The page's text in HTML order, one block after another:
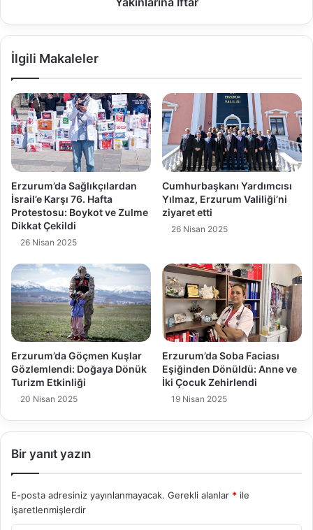
İlgili Makaleler
Erzurum’da Sağlıkçılardan
İsrail’e Karşı 76. Hafta
Protestosu: Boykot ve Zulme
Dikkat Çekildi
26 Nisan 2025
Cumhurbaşkanı Yardımcısı
Yılmaz, Erzurum Valiliği’ni
ziyaret etti
26 Nisan 2025
Erzurum’da Göçmen Kuşlar
Gözlemlendi: Doğaya Dönük
Turizm Etkinliği
20 Nisan 2025
Erzurum’da Soba Faciası
Eşiğinden Dönüldü: Anne ve
İki Çocuk Zehirlendi
19 Nisan 2025
Bir yanıt yazın
E-posta adresiniz yayınlanmayacak. Gerekli alanlar * ile
işaretlenmişlerdir